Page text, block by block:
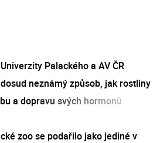
Palackého a AV ČR
neznámý způsob, jak rostliny
a dopravu svých hormonů
zoo se podařilo jako jediné v